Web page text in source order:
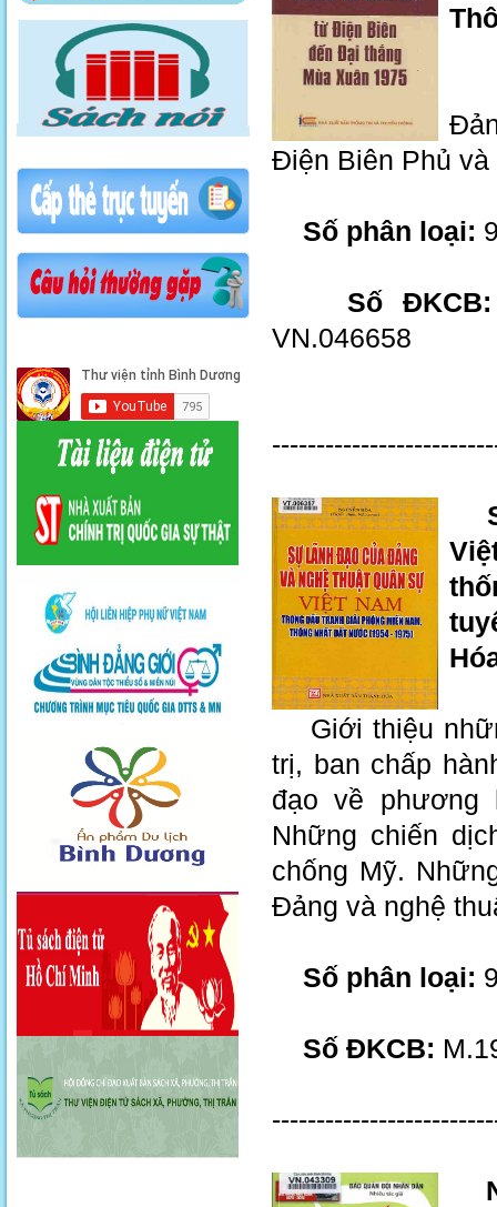
Điện Biên Phủ
Số phân loại:
Số ĐKCB:
VN.046658
Giới thiệu
trị, ban chấp
đạo về phương
Những chiến
chống Mỹ.
Đảng và nghệ
Số phân loại:
Số ĐKCB: